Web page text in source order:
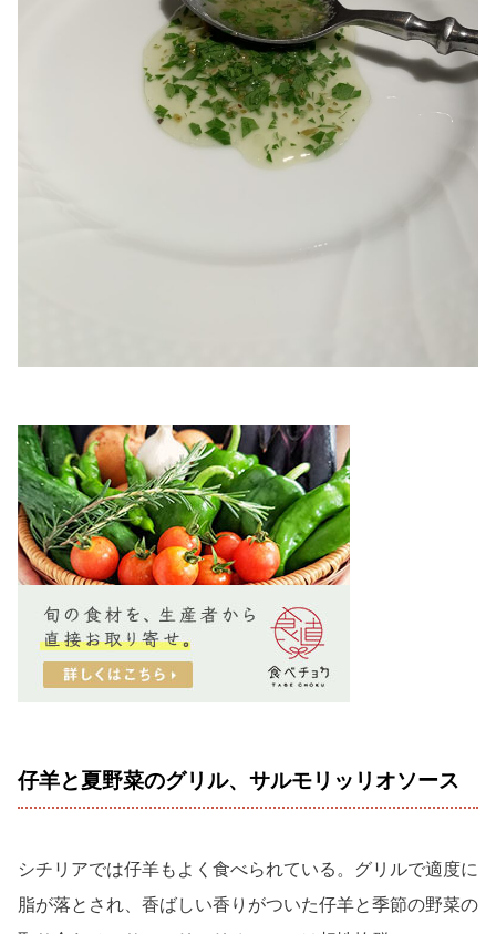
仔羊と夏野菜のグリル、サルモリッリオソース
シチリアでは仔羊もよく食べられている。グリルで適度に
脂が落とされ、香ばしい香りがついた仔羊と季節の野菜の